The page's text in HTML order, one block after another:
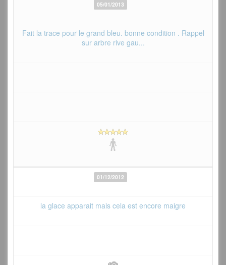
05/01/2013
Fait la trace pour le grand bleu. bonne condition . Rappel
sur arbre rive gau...
01/12/2012
la glace apparait mais cela est encore maigre